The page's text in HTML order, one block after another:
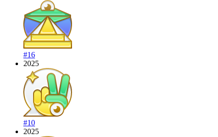
#16
2025
#10
2025